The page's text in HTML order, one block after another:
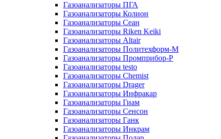
Газоанализаторы ПГА
Газоанализаторы Колион
Газоанализаторы Сеан
Газоанализаторы Riken Keiki
Газоанализаторы Altair
Газоанализаторы Политехформ-М
Газоанализаторы Промприбор-Р
Газоанализаторы testo
Газоанализаторы Chemist
Газоанализаторы Drager
Газоанализаторы Инфракар
Газоанализаторы Гиам
Газоанализаторы Сенсон
Газоанализаторы Ганк
Газоанализаторы Инкрам